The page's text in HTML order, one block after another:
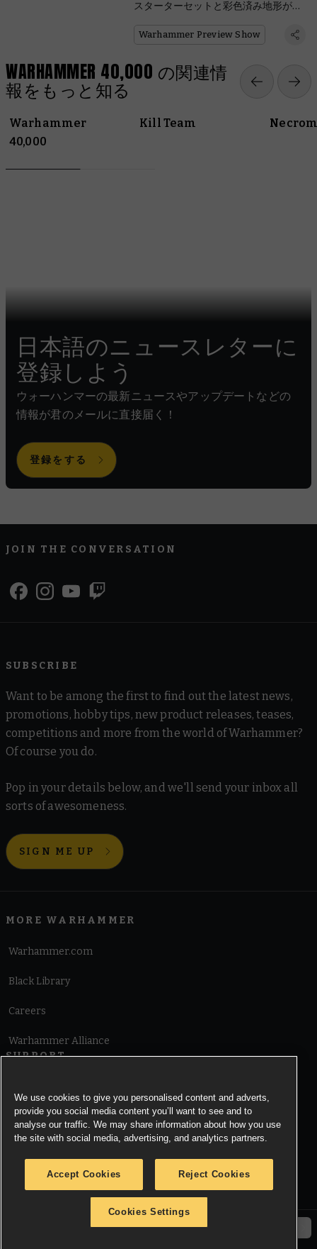
スターターセットと彩色済み地形が登
Warhammer Preview Show
WARHAMMER 40,000 の関連情
報をもっと知る
Warhammer
40,000
Kill Team
日本語のニュースレターに
登録しよう
ウォーハンマーの最新ニュースやアップデートなどの
情報が君のメールに直接届く！
登録をする
JOIN THE CONVERSATION
SUBSCRIBE
Want to be among the first to find out the latest news,
promotions, hobby tips, new product releases, teases,
competitions and more from the world of Warhammer?
Of course you do.
Pop in your details below, and we'll send your inbox all
sorts of awesomeness.
SIGN ME UP
MORE WARHAMMER
Warhammer.com
Black Library
Careers
Warhammer Alliance
SUPPORT
Cookie Notice
© Copyright Games Workshop Limited 2026.
We use cookies to give you personalised content and adverts,
provide you social media content you’ll want to see and to
analyse our traffic. We may share information about how you use
the site with social media, advertising, and analytics partners.
Accept Cookies Reject Cookies
Cookies Settings